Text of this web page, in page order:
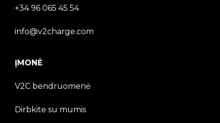
+34 96 065 45 54
info@v2charge.com
ĮMONĖ
V2C bendruomenė
Dirbkite su mumis